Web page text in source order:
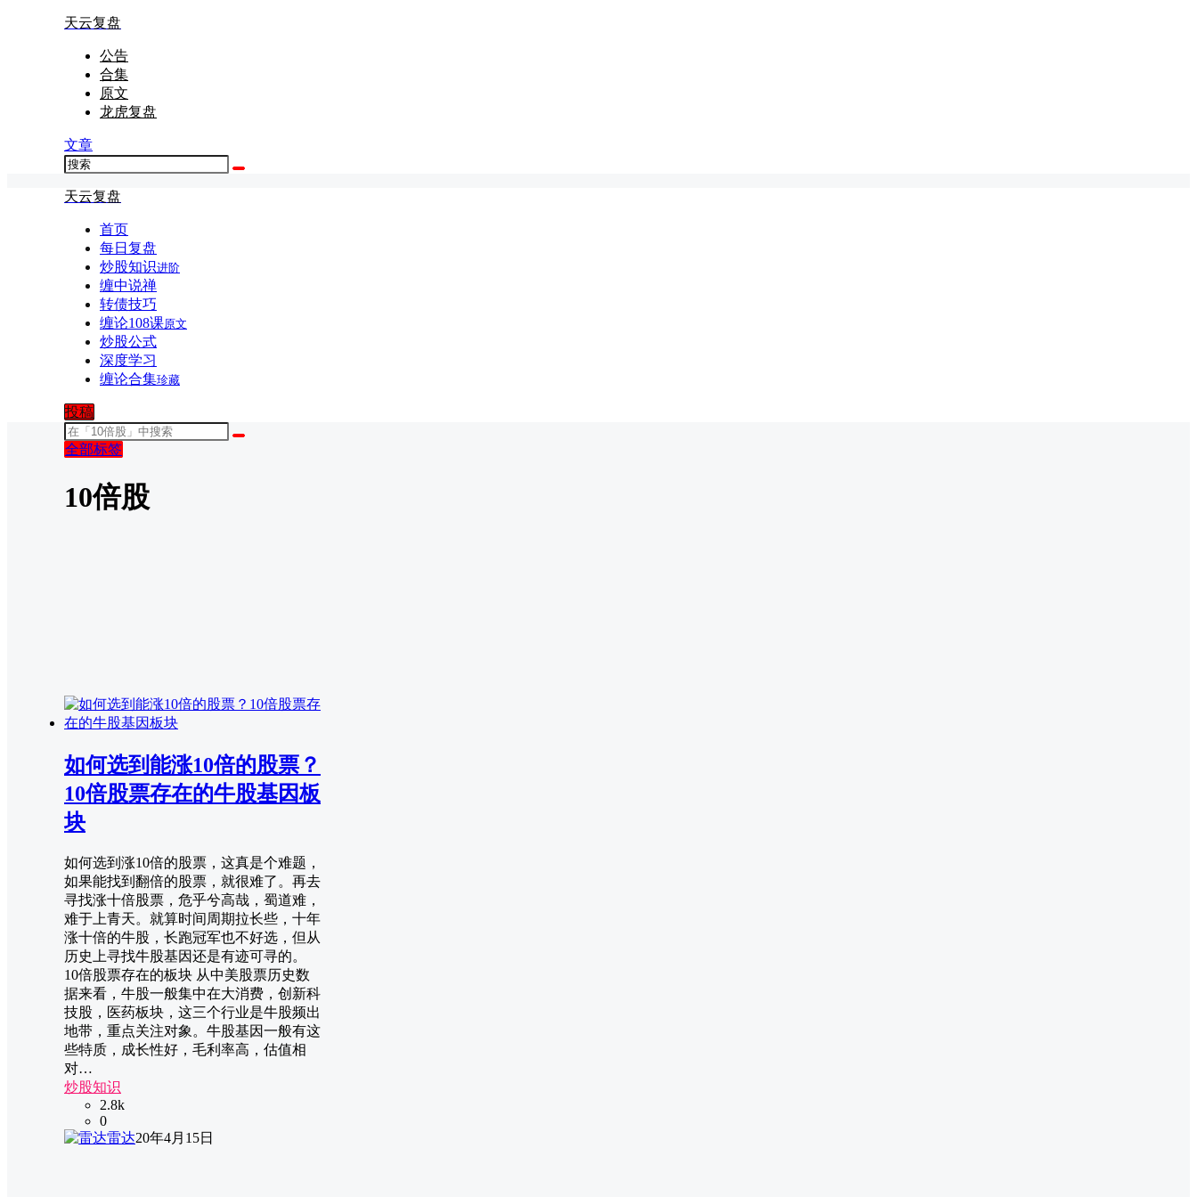
天云复盘
公告
合集
原文
龙虎复盘
文章
天云复盘
首页
每日复盘
炒股知识进阶
缠中说禅
转债技巧
缠论108课原文
炒股公式
深度学习
缠论合集珍藏
投稿
全部标签
10倍股
如何选到能涨10倍的股票？
10倍股票存在的牛股基因板
块
如何选到涨10倍的股票，这真是个难题，
如果能找到翻倍的股票，就很难了。再去
寻找涨十倍股票，危乎兮高哉，蜀道难，
难于上青天。就算时间周期拉长些，十年
涨十倍的牛股，长跑冠军也不好选，但从
历史上寻找牛股基因还是有迹可寻的。
10倍股票存在的板块 从中美股票历史数
据来看，牛股一般集中在大消费，创新科
技股，医药板块，这三个行业是牛股频出
地带，重点关注对象。牛股基因一般有这
些特质，成长性好，毛利率高，估值相
对…
炒股知识
2.8k
0
雷达20年4月15日